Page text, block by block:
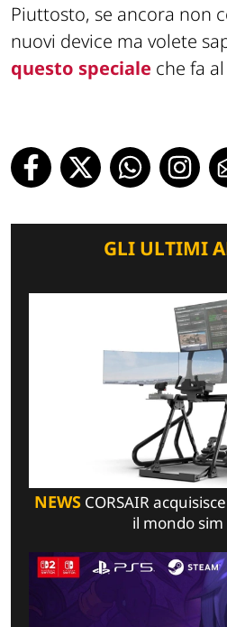
Piuttosto, se ancora non
nuovi device ma volete
questo speciale che fa
GLI ULTIMI
NEWSCORSAIR
il mondo